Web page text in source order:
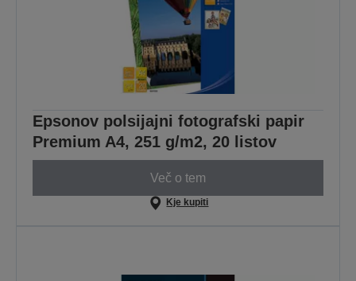
Epsonov polsijajni fotografski papir
Premium A4, 251 g/m2, 20 listov
Več o tem
Kje kupiti